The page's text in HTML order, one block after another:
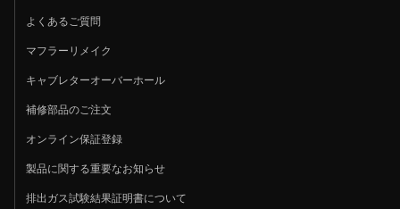
よくあるご質問
マフラーリメイク
キャブレターオーバーホール
補修部品のご注文
オンライン保証登録
製品に関する重要なお知らせ
排出ガス試験結果証明書について